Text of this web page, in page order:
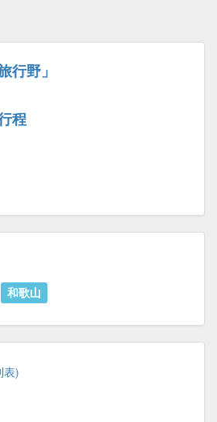
行野」
程
和歌山
表)